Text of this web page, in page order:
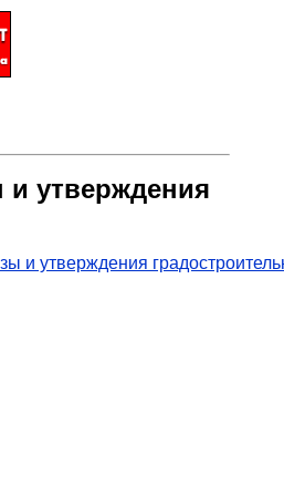
и утверждения
и утверждения